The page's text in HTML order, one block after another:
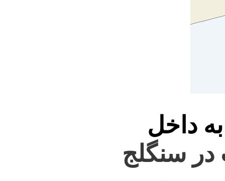
داخل
در سنگلج